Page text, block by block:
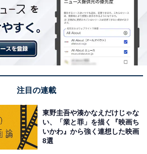
注目の連載
東野圭吾や湊かなえだけじゃな
い、「業と罪」を描く『映画ち
いかわ』から強く連想した映画
8選